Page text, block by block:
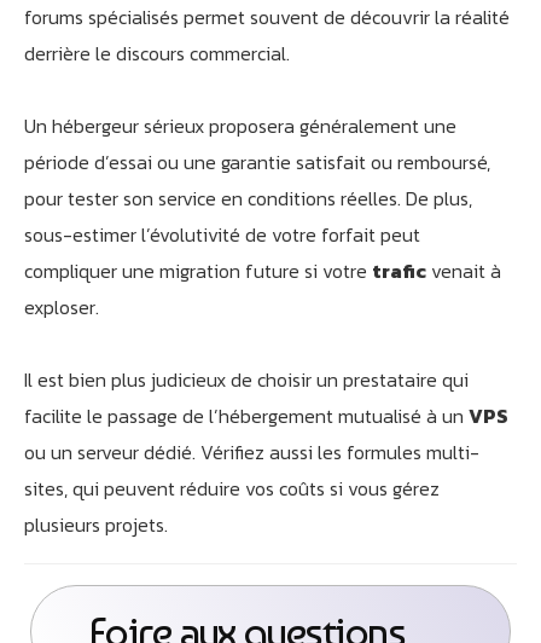
forums spécialisés permet souvent de découvrir la réalité
derrière le discours commercial.
Un hébergeur sérieux proposera généralement une
période d’essai ou une garantie satisfait ou remboursé,
pour tester son service en conditions réelles. De plus,
sous-estimer l’évolutivité de votre forfait peut
compliquer une migration future si votre trafic venait à
exploser.
Il est bien plus judicieux de choisir un prestataire qui
facilite le passage de l’hébergement mutualisé à un VPS
ou un serveur dédié. Vérifiez aussi les formules multi-
sites, qui peuvent réduire vos coûts si vous gérez
plusieurs projets.
Foire aux questions